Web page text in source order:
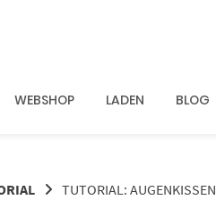
WEBSHOP LADEN BLOG
TUTORIAL: AUGENKISSEN